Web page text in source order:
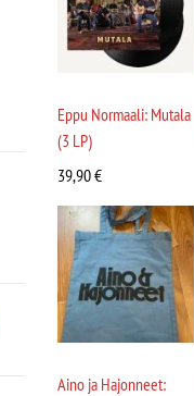
Eppu Normaali: Mutala
(3 LP)
39,90€
Aino ja Hajonneet: